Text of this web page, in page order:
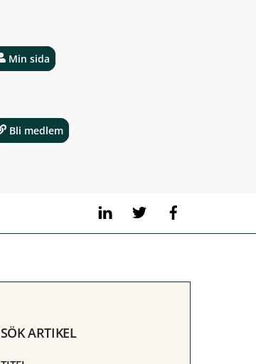
LinkedIn Twitter
Min sida
Bli medlem
SÖK ARTIKEL